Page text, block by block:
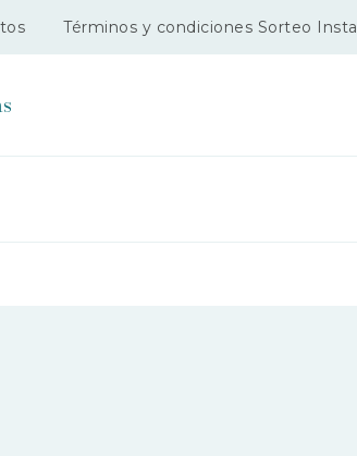
Términos y condiciones Sorteo